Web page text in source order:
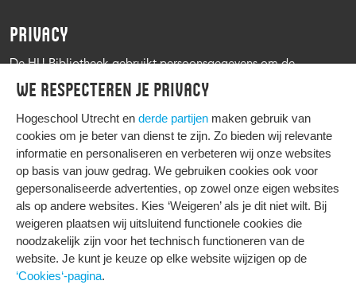
We respecteren je privacy
Hogeschool Utrecht en derde partijen maken gebruik van
cookies om je beter van dienst te zijn. Zo bieden wij relevante
informatie en personaliseren en verbeteren wij onze websites
op basis van jouw gedrag. We gebruiken cookies ook voor
gepersonaliseerde advertenties, op zowel onze eigen websites
als op andere websites. Kies ‘Weigeren’ als je dit niet wilt. Bij
weigeren plaatsen wij uitsluitend functionele cookies die
noodzakelijk zijn voor het technisch functioneren van de
website. Je kunt je keuze op elke website wijzigen op de
‘Cookies‘-pagina.
PRIVACY
De HU Bibliotheek gebruikt persoonsgegevens om de
leenprocedure te kunnen uitvoeren, onder andere voor het
versturen van herinneringen en informatie over reserveringen.
Zie verder het Privacy statement Hogeschool Utrecht
HIER KOMT ALLES SAMEN
Privacy
Cookies